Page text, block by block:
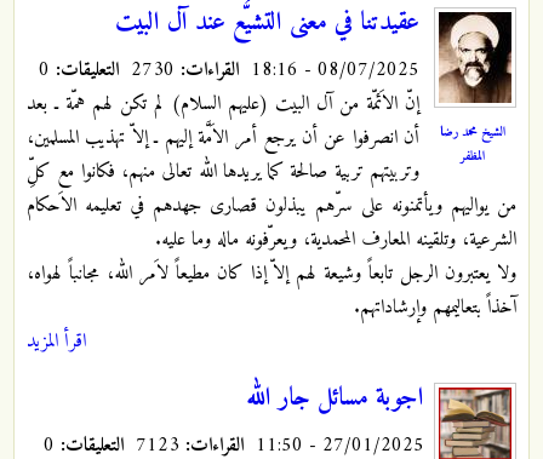
الشيخ محمد رضا
المظفر
عقيدتنا في معنى التشيُّع عند آل البيت
08/07/2025 - 18:16 القراءات: التعليقات:
إنّ الاَئمّة من آل البيت (عليهم السلام) لم تكن لهم همّة ـ بعد
أن انصرفوا عن أن يرجع أمر الاَمَّة إليهم ـ إلاّ تهذيب المسلمين،
وتربيتهم تربية صالحة كما يريدها الله تعالى منهم، فكانوا مع كلِّ
من يواليهم ويأتمنونه على سرّهم يبذلون قصارى جهدهم في تعليمه الاَحكام
الشرعية، وتلقينه المعارف المحمدية، ويعرّفونه ماله وما عليه.
ولا يعتبرون الرجل تابعاً وشيعة لهم إلاّ إذا كان مطيعاً لاَمر الله، مجانباً لهواه،
آخذاً بتعاليمهم وإرشاداتهم.
اقرأ المزيد
اجوبة مسائل جار الله
27/01/2025 - 11:50 القراءات: التعليقات: